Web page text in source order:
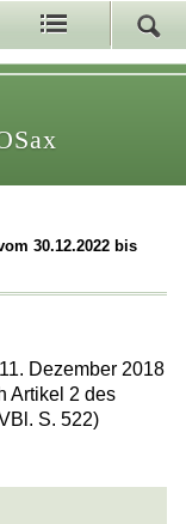
30.12.2022 bis
Dezember 2018
Artikel 2 des
S. 522)